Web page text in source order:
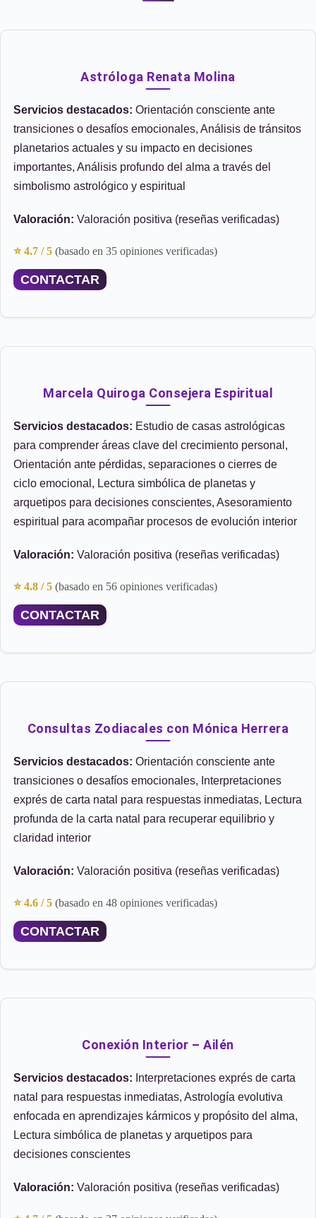
Astróloga Renata Molina
Servicios destacados: Orientación consciente ante
transiciones o desafíos emocionales, Análisis de tránsitos
planetarios actuales y su impacto en decisiones
importantes, Análisis profundo del alma a través del
simbolismo astrológico y espiritual
Valoración: Valoración positiva (reseñas verificadas)
⭐ 4.7 / 5 (basado en 35 opiniones verificadas)
CONTACTAR
Marcela Quiroga Consejera Espiritual
Servicios destacados: Estudio de casas astrológicas
para comprender áreas clave del crecimiento personal,
Orientación ante pérdidas, separaciones o cierres de
ciclo emocional, Lectura simbólica de planetas y
arquetipos para decisiones conscientes, Asesoramiento
espiritual para acompañar procesos de evolución interior
Valoración: Valoración positiva (reseñas verificadas)
⭐ 4.8 / 5 (basado en 56 opiniones verificadas)
CONTACTAR
Consultas Zodiacales con Mónica Herrera
Servicios destacados: Orientación consciente ante
transiciones o desafíos emocionales, Interpretaciones
exprés de carta natal para respuestas inmediatas, Lectura
profunda de la carta natal para recuperar equilibrio y
claridad interior
Valoración: Valoración positiva (reseñas verificadas)
⭐ 4.6 / 5 (basado en 48 opiniones verificadas)
CONTACTAR
Conexión Interior – Ailén
Servicios destacados: Interpretaciones exprés de carta
natal para respuestas inmediatas, Astrología evolutiva
enfocada en aprendizajes kármicos y propósito del alma,
Lectura simbólica de planetas y arquetipos para
decisiones conscientes
Valoración: Valoración positiva (reseñas verificadas)